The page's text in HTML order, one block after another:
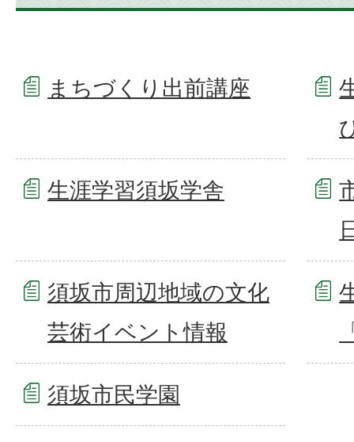
まちづくり出前講座
生涯学習須坂学舎
須坂市周辺地域の文化
芸術イベント情報
須坂市民学園